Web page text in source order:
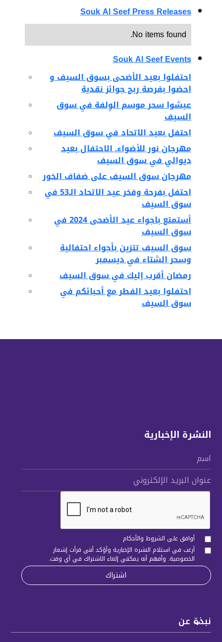
Souk Al Seef Press Releases
No items found.
Souk Al Seef Events
احتفلوا بعيد الأضحى بسوق السيف و
احضوا بفرصة ربح جوائز نقدية
عيشوا سحر موسم الوِلفة في سوق
السيف
احتفل بعيد الاتحاد في سوق السيف
مهرجان نور للأضواء. الاحتفال بعيد
ديوالي في سوق السيف
مهرجان سوق السيف على ضفاف الخور
احتفل بفرحة وفخر عيد الاتحاد الـ53 في
سوق السيف
أستمتع باجواء عيد الأضحى 2024 في
سوق السيف
سوق السيف تتزين بأجواء احتفالية
وسحر الشتاء في ديسمبر
رمضان أقرب إليك في سوق السيف
احتفلوا بعيد الفطر مع أحبائكم في
سوق السيف
نبذة عن
النشرة الإخبارية
اسم
عنوان البريد الإلكتروني
أوافق على الشروط والأحكام
أرغب في استلام النشرة الإخبارية وأؤكد أنني قرأتإشعار
الخصوصية. وأفهم أنه يمكنني إلغاء الاشتراك في أي وقت.